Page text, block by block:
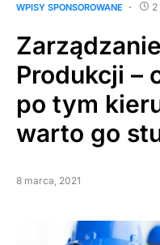
WPISY SPONSOROWANE 2
Produkcji –
po tym
warto go
8 marca, 2021